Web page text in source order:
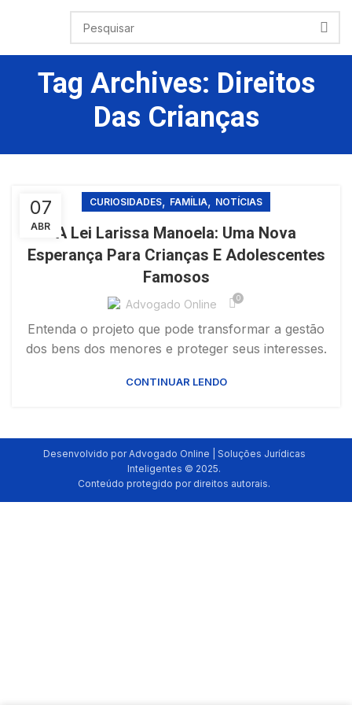
Tag Archives: Direitos
Das Crianças
07
ABR
CURIOSIDADES, FAMÍLIA, NOTÍCIAS
A Lei Larissa Manoela: Uma Nova
Esperança Para Crianças E Adolescentes
Famosos
Advogado Online 0
Entenda o projeto que pode transformar a gestão
dos bens dos menores e proteger seus interesses.
CONTINUAR LENDO
Desenvolvido por Advogado Online | Soluções Jurídicas
Inteligentes © 2025.
Conteúdo protegido por direitos autorais.